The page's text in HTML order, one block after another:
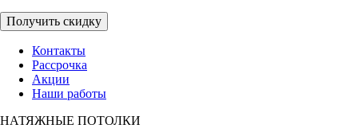
Получить скидку
Контакты
Рассрочка
Акции
Наши работы
НАТЯЖНЫЕ ПОТОЛКИ